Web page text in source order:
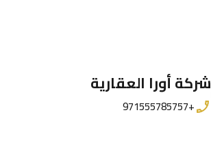
شركة أورا العقارية
+971555785757